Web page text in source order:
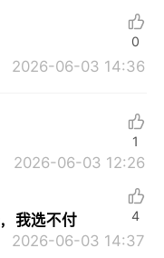
2026-06-03 14:36
0
2026-06-03 12:26
1
我选不付
2026-06-03 14:37
4